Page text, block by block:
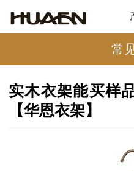
常
实木衣架能买样
【华恩衣架】